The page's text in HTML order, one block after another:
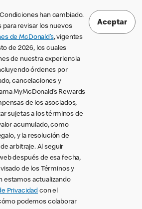
han cambiado.
para revisar los nuevos
de McDonald’s, vigentes
de 2026, los cuales
de nuestra experiencia
órdenes por
cancelaciones y
MyMcDonald’s Rewards
de los asociados,
sujetas a los términos de
acumulado, como
y la resolución de
arbitraje. Al seguir
después de esa fecha,
de los Términos y
estamos actualizando
Privacidad con el
podemos colaborar
Aceptar